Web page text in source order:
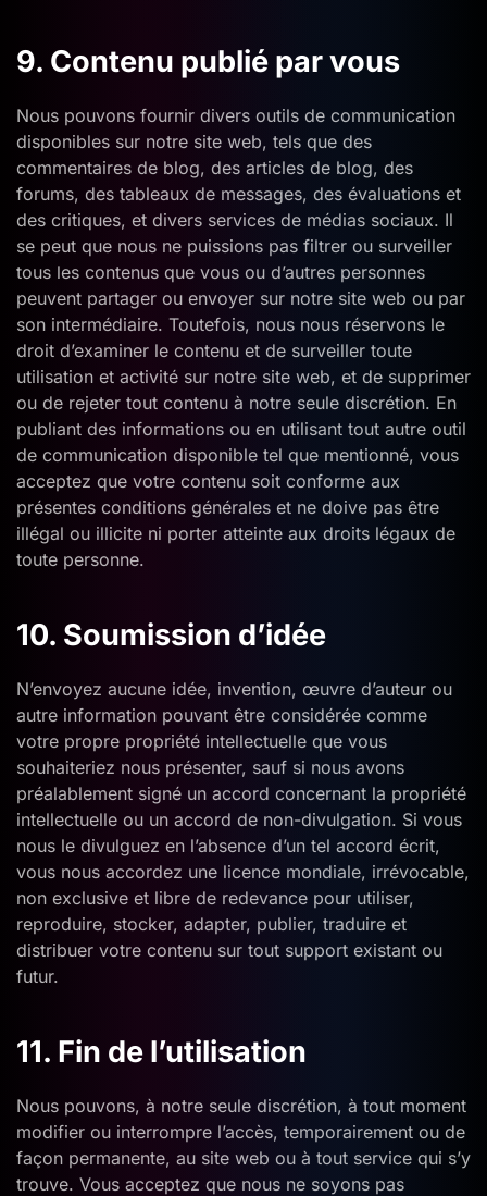
9. Contenu publié par vous
Nous pouvons fournir divers outils de communication
disponibles sur notre site web, tels que des
commentaires de blog, des articles de blog, des
forums, des tableaux de messages, des évaluations et
des critiques, et divers services de médias sociaux. Il
se peut que nous ne puissions pas filtrer ou surveiller
tous les contenus que vous ou d’autres personnes
peuvent partager ou envoyer sur notre site web ou par
son intermédiaire. Toutefois, nous nous réservons le
droit d’examiner le contenu et de surveiller toute
utilisation et activité sur notre site web, et de supprimer
ou de rejeter tout contenu à notre seule discrétion. En
publiant des informations ou en utilisant tout autre outil
de communication disponible tel que mentionné, vous
acceptez que votre contenu soit conforme aux
présentes conditions générales et ne doive pas être
illégal ou illicite ni porter atteinte aux droits légaux de
toute personne.
10. Soumission d’idée
N’envoyez aucune idée, invention, œuvre d’auteur ou
autre information pouvant être considérée comme
votre propre propriété intellectuelle que vous
souhaiteriez nous présenter, sauf si nous avons
préalablement signé un accord concernant la propriété
intellectuelle ou un accord de non-divulgation. Si vous
nous le divulguez en l’absence d’un tel accord écrit,
vous nous accordez une licence mondiale, irrévocable,
non exclusive et libre de redevance pour utiliser,
reproduire, stocker, adapter, publier, traduire et
distribuer votre contenu sur tout support existant ou
futur.
11. Fin de l’utilisation
Nous pouvons, à notre seule discrétion, à tout moment
modifier ou interrompre l’accès, temporairement ou de
façon permanente, au site web ou à tout service qui s’y
trouve. Vous acceptez que nous ne soyons pas